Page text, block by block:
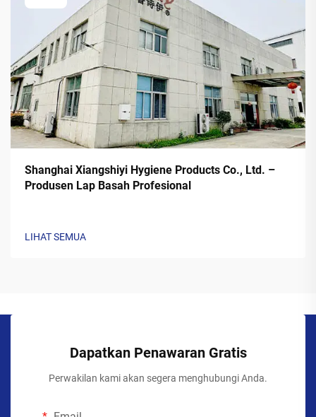
Shanghai Xiangshiyi Hygiene Products Co., Ltd. –
Produsen Lap Basah Profesional
LIHAT SEMUA
Dapatkan Penawaran Gratis
Perwakilan kami akan segera menghubungi Anda.